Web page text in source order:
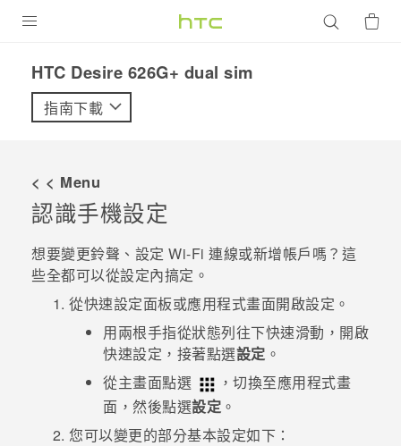
VIVE
配件
優惠專區
HTC Desire 626G+ dual sim‎
指南下載
< < Menu
認識手機設定
想要變更鈴聲、設定 Wi-Fi 連線或新增帳戶嗎？這
些全都可以從設定內搞定。
從快速設定面板或應用程式畫面開啟設定。
用兩根手指從狀態列往下快速滑動，開啟
快速設定 ，接著點選設定 。
從主畫面點選
，切換至應用程式畫
面，然後點選設定 。
您可以變更的部分基本設定如下：